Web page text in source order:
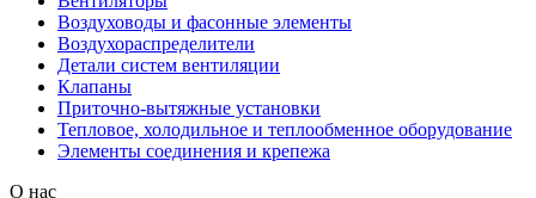
Воздуховоды и фасонные элементы
Воздухораспределители
Детали систем вентиляции
Клапаны
Приточно-вытяжные установки
Тепловое, холодильное и теплообменное оборудование
Элементы соединения и крепежа
О нас